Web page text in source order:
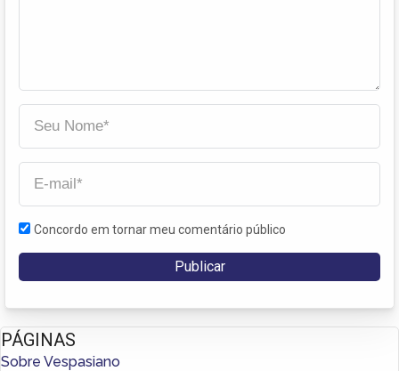
Concordo em tornar meu comentário público
PÁGINAS
Sobre Vespasiano